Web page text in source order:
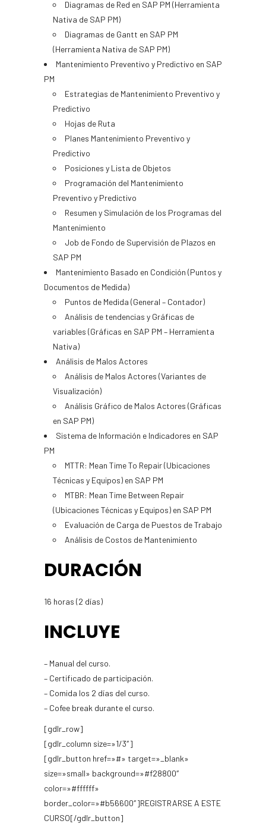
Diagramas de Red en SAP PM (Herramienta
Nativa de SAP PM)
Diagramas de Gantt en SAP PM
(Herramienta Nativa de SAP PM)
Mantenimiento Preventivo y Predictivo en SAP
PM
Estrategias de Mantenimiento Preventivo y
Predictivo
Hojas de Ruta
Planes Mantenimiento Preventivo y
Predictivo
Posiciones y Lista de Objetos
Programación del Mantenimiento
Preventivo y Predictivo
Resumen y Simulación de los Programas del
Mantenimiento
Job de Fondo de Supervisión de Plazos en
SAP PM
Mantenimiento Basado en Condición (Puntos y
Documentos de Medida)
Puntos de Medida (General – Contador)
Análisis de tendencias y Gráficas de
variables (Gráficas en SAP PM – Herramienta
Nativa)
Análisis de Malos Actores
Análisis de Malos Actores (Variantes de
Visualización)
Análisis Gráfico de Malos Actores (Gráficas
en SAP PM)
Sistema de Información e Indicadores en SAP
PM
MTTR: Mean Time To Repair (Ubicaciones
Técnicas y Equipos) en SAP PM
MTBR: Mean Time Between Repair
(Ubicaciones Técnicas y Equipos) en SAP PM
Evaluación de Carga de Puestos de Trabajo
Análisis de Costos de Mantenimiento
DURACIÓN
16 horas (2 días)
INCLUYE
– Manual del curso.
– Certificado de participación.
– Comida los 2 días del curso.
– Cofee break durante el curso.
[gdlr_row]
[gdlr_column size=»1/3″]
[gdlr_button href=»#» target=»_blank»
size=»small» background=»#f28800″
color=»#ffffff»
border_color=»#b56600″]REGISTRARSE A ESTE
CURSO[/gdlr_button]